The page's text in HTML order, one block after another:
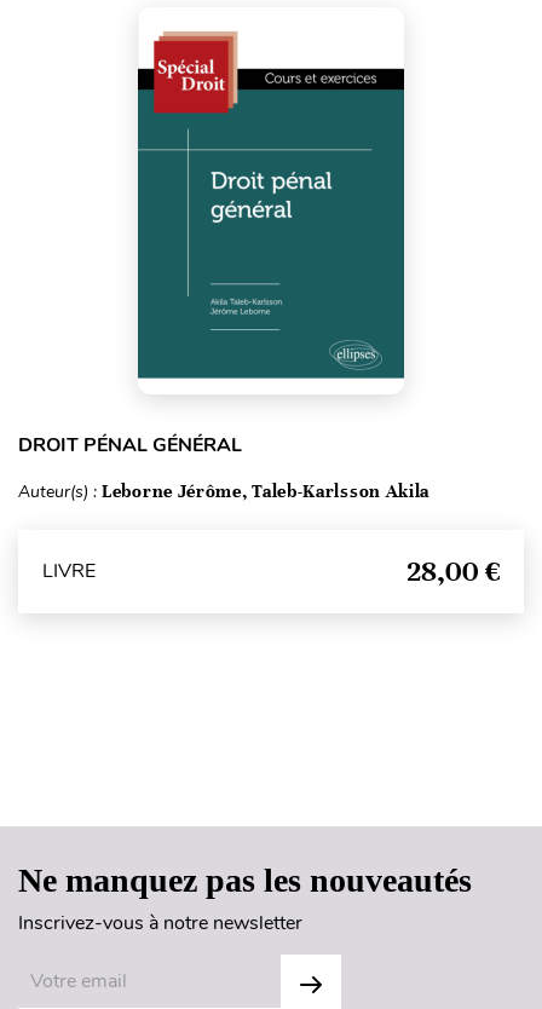
DROIT PÉNAL GÉNÉRAL
Auteur(s) : Leborne Jérôme, Taleb-Karlsson Akila
LIVRE 28,00 €
Ne manquez pas les nouveautés
Inscrivez-vous à notre newsletter